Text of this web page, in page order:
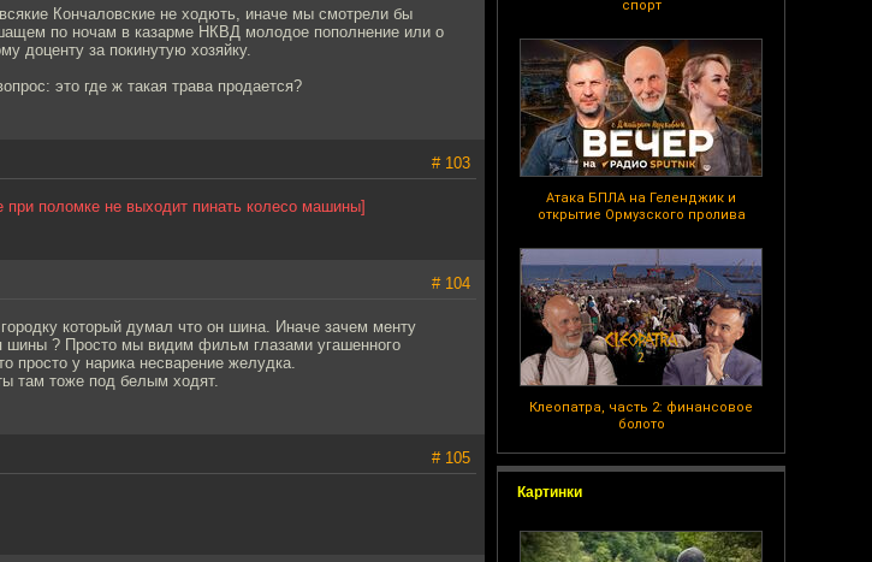
спорт
Атака БПЛА на Геленджик и
открытие Ормузского пролива
Клеопатра, часть 2: финансовое
болото
Картинки
Кончаловские не ходють, иначе мы смотрели бы
по ночам в казарме НКВД молодое пополнение или о
доценту за покинутую хозяйку.
это где ж такая трава продается?
# 103
поломке не выходит пинать колесо машины]
# 104
который думал что он шина. Иначе зачем менту
шины ? Просто мы видим фильм глазами угашенного
просто у нарика несварение желудка.
там тоже под белым ходят.
# 105